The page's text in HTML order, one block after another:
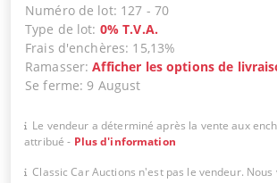
Numéro de lot: 127 - 70
Type de lot: 0% T.V.A.
Frais d'enchères: 15,13%
Ramasser:Afficher les options de
Se ferme: 9 August
Le vendeur a déterminé après la vente aux
attribué - Plus d'information
Classic Car Auctions n'est pas le vendeur. Nous